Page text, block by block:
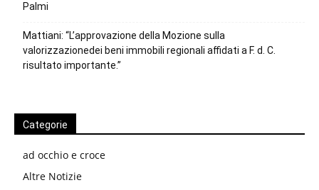
Palmi
Mattiani: “L’approvazione della Mozione sulla
valorizzazionedei beni immobili regionali affidati a F. d. C.
risultato importante.”
Categorie
ad occhio e croce
Altre Notizie